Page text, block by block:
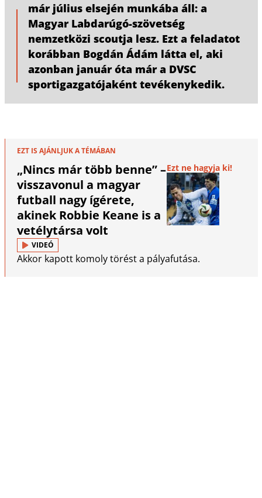
már július elsején munkába áll: a
Magyar Labdarúgó-szövetség
nemzetközi scoutja lesz. Ezt a feladatot
korábban Bogdán Ádám látta el, aki
azonban január óta már a DVSC
sportigazgatójaként tevékenykedik.
EZT IS AJÁNLJUK A TÉMÁBAN
„Nincs már több benne” –
visszavonul a magyar
futball nagy ígérete,
akinek Robbie Keane is a
vetélytársa volt
Ezt ne hagyja ki!
VIDEÓ
Akkor kapott komoly törést a pályafutása.